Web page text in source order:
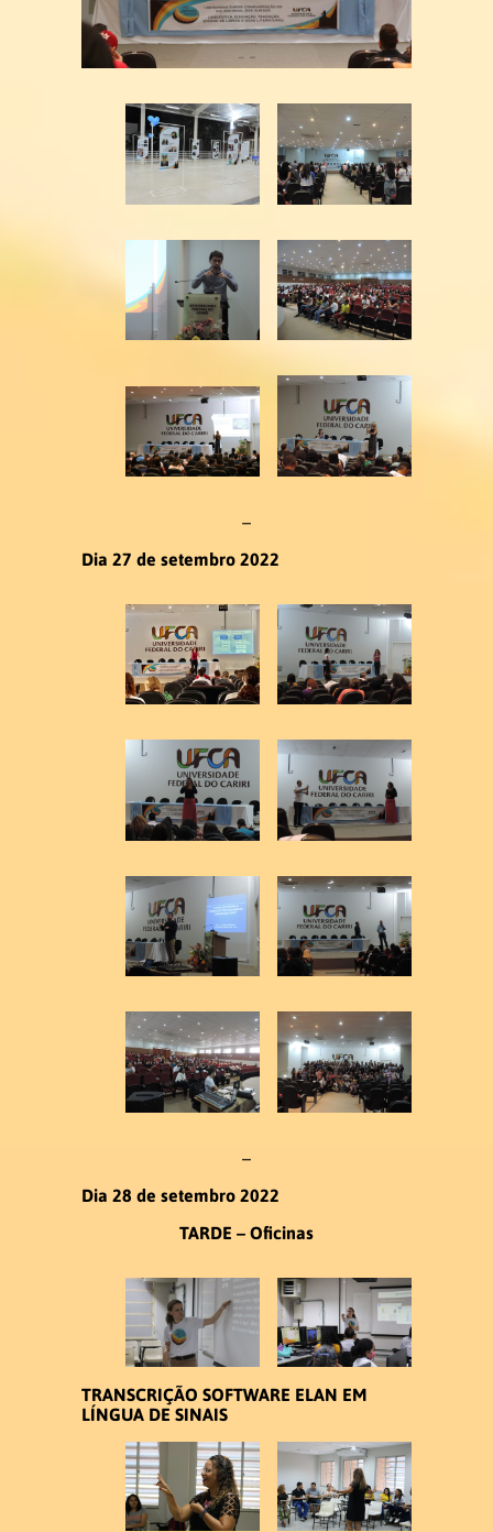
Estágio
Laboratório de LEPEVLibras
Eventos
SUBMISSÃO DOS RESUMOS
PRODUÇÕES LITERÁRIAS EM
LIBRAS
Pró-Reitoria
–
Dia 27 de setembro 2022
–
Dia 28 de setembro 2022
TARDE – Oficinas
TRANSCRIÇÃO SOFTWARE ELAN EM
LÍNGUA DE SINAIS